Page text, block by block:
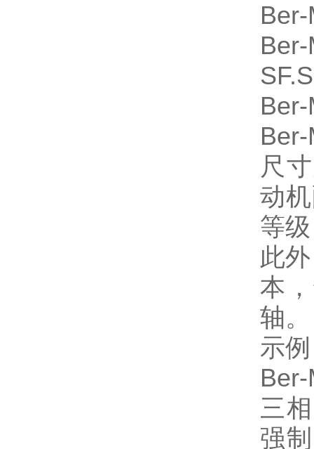
尺
动
等
此
本
轴
示
三
强